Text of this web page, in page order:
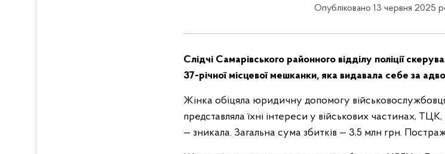
Опубліковано 13 червня 2025
Слідчі Самарівського районного відділу поліції
37-річної місцевої мешканки, яка видавала себе за
Жінка обіцяла юридичну допомогу
представляла їхні інтереси у військових частинах,
— зникала. Загальна сума збитків — 3,5 млн грн.